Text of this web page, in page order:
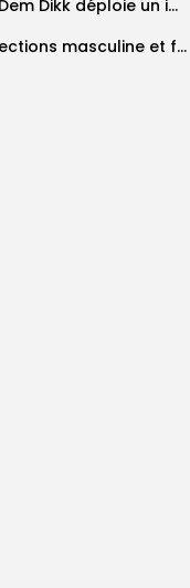
Retour du Magal : Dakar Dem Dikk déploie un important dispositif pour...
‎Afrobasket U18 : les sélections masculine et féminine du Sénégal fixées sur...